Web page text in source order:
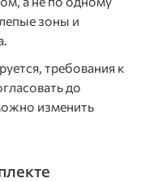
зоны и
требования к
до
изменить